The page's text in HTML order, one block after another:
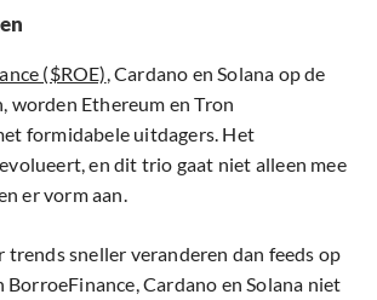
($ROE), Cardano en Solana op de
worden Ethereum en Tron
formidabele uitdagers. Het
en dit trio gaat niet alleen mee
er vorm aan.
trends sneller veranderen dan feeds op
BorroeFinance, Cardano en Solana niet